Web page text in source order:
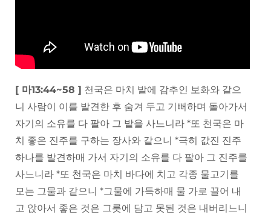
[ 마13:44~58 ] 천국은 마치 밭에 감추인 보화와 같으
니 사람이 이를 발견한 후 숨겨 두고 기뻐하며 돌아가서
자기의 소유를 다 팔아 그 밭을 사느니라 *또 천국은 마
치 좋은 진주를 구하는 장사와 같으니 *극히 값진 진주
하나를 발견하매 가서 자기의 소유를 다 팔아 그 진주를
사느니라 *또 천국은 마치 바다에 치고 각종 물고기를
모는 그물과 같으니 *그물에 가득하매 물 가로 끌어 내
고 앉아서 좋은 것은 그릇에 담고 못된 것은 내버리느니